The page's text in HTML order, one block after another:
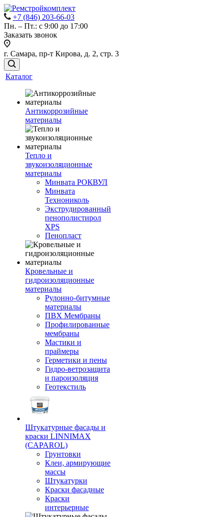
+7 (846) 203-66-03
Пн. – Пт.: с 9:00 до 17:00
Заказать звонок
г. Самара, пр-т Кирова, д. 2, стр. 3
Каталог
Антикоррозийные
материалы
Тепло и
звукоизоляционные
материалы
Минвата РОКВУЛ
Минвата
Технониколь
Экструдированный
пенополистирол
XPS
Пенопласт
Кровельные и
гидроизоляционные
материалы
Рулонно-битумные
материалы
ПВХ Мембраны
Профилированные
мембраны
Мастики и
праймеры
Герметики и пены
Гидро-ветрозащита
и пароизоляция
Геотекстиль
Штукатурные фасады и
краски LINNIMAX
(CAPAROL)
Грунтовки
Клеи, армирующие
массы
Штукатурки
Краски фасадные
Краски
интерьерные